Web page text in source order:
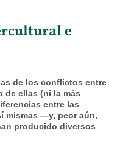
e
de los conflictos entre
ellas (ni la más
entre las
mismas —y, peor aún,
producido diversos